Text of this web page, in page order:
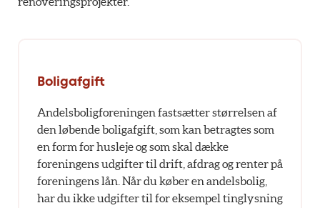
Boligafgift
Andelsboligforeningen fastsætter størrelsen af
den løbende boligafgift, som kan betragtes som
en form for husleje og som skal dække
foreningens udgifter til drift, afdrag og renter på
foreningens lån. Når du køber en andelsbolig,
har du ikke udgifter til for eksempel tinglysning